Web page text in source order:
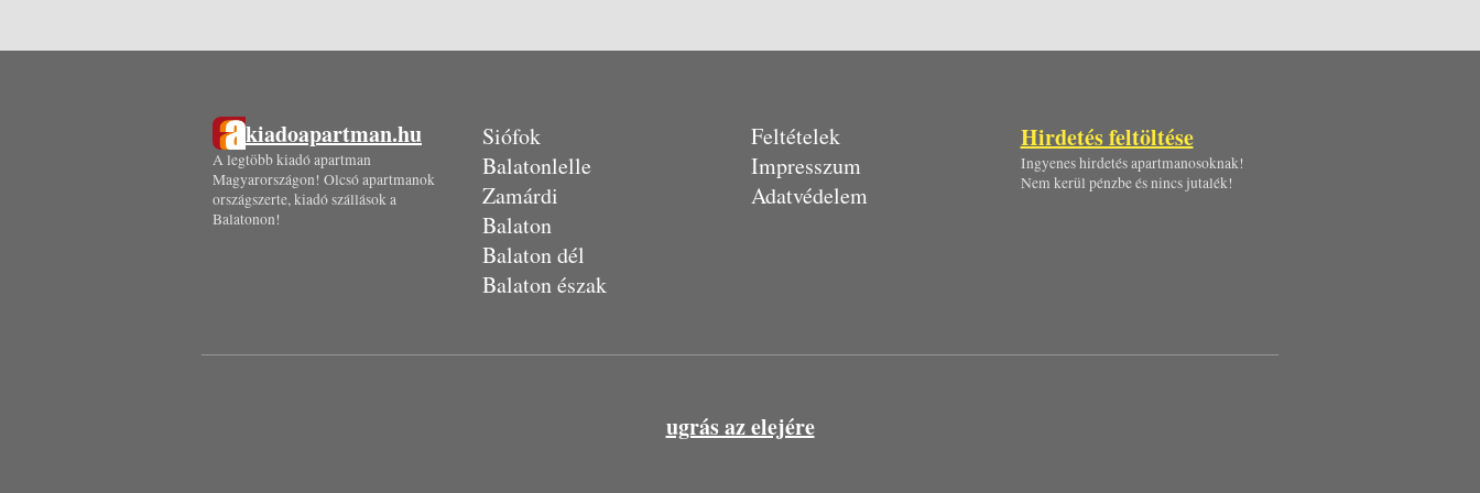
kiadoapartman.hu
A legtöbb kiadó apartman
Magyarországon! Olcsó apartmanok
országszerte, kiadó szállások a
Balatonon!
Siófok
Balatonlelle
Zamárdi
Balaton
Balaton dél
Balaton észak
Feltételek
Impresszum
Adatvédelem
Hirdetés feltöltése
Ingyenes hirdetés apartmanosoknak!
Nem kerül pénzbe és nincs jutalék!
ugrás az elejére